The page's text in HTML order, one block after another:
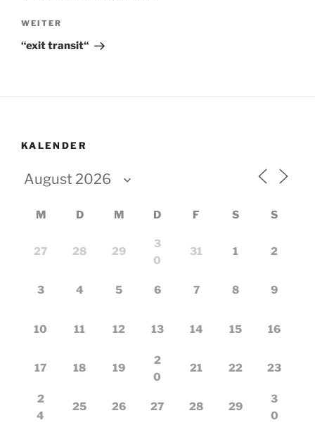
Nächster
Beitrag
WEITER
“exit transit“
KALENDER
M D M D F S S
27 28 29
3
0
31 1 2
3 4 5 6 7 8 9
10 11 12 13 14 15 16
17 18 19
2
0
21 22 23
2
4
25 26 27 28 29
3
0